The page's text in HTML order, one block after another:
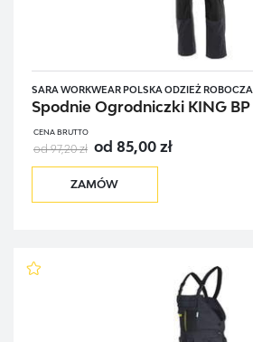
SARA WORKWEAR POLSKA ODZIEŻ ROBOCZA
Spodnie Ogrodniczki KING BP
CENA BRUTTO
od 97,20 zł od 85,00 zł
ZAMÓW